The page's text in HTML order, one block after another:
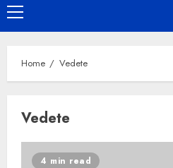
Primary
Menu
Home Vedete
Vedete
4 min read